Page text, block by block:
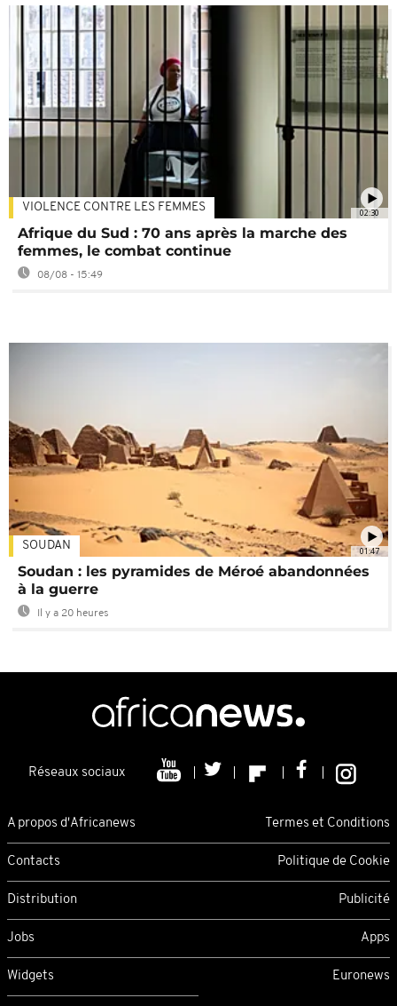
02:30
VIOLENCE CONTRE LES FEMMES
Afrique du Sud : 70 ans après la marche des
femmes, le combat continue
08/08 - 15:49
01:47
SOUDAN
Soudan : les pyramides de Méroé abandonnées
à la guerre
Il y a 20 heures
Réseaux sociaux
A propos d'Africanews Termes et Conditions
Contacts Politique de Cookie
Distribution Publicité
Jobs Apps
Widgets Euronews